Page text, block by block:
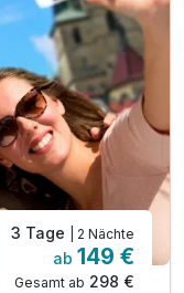
3 Tage | 2 Nächte
ab 149 €
Gesamt ab 298 €